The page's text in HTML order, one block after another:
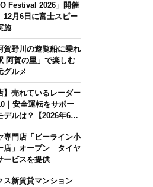
Festival 2026」開催
月6日に富士スピー
施
賀野川の遊覧船に乗れ
阿賀の里」で楽しむ
グルメ
】売れているレーダー
｜安全運転をサポー
デルは？【2026年6月
専門店「ビーライン小
店」オープン タイヤ
ービスを提供
ス新賃貸マンション